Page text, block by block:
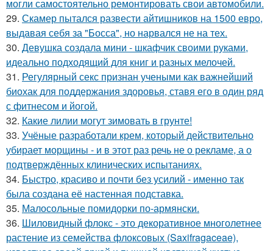
могли самостоятельно ремонтировать свои автомобили.
29. Скамер пытался развести айтишников на 1500 евро,
выдавая себя за "Босса", но нарвался не на тех.
30. Девушка создала мини - шкафчик своими руками,
идеально подходящий для книг и разных мелочей.
31. Регулярный секс признан учеными как важнейший
биохак для поддержания здоровья, ставя его в один ряд
с фитнесом и йогой.
32. Какие лилии могут зимовать в грунте!
33. Учёные разработали крем, который действительно
убирает морщины - и в этот раз речь не о рекламе, а о
подтверждённых клинических испытаниях.
34. Быстро, красиво и почти без усилий - именно так
была создана её настенная подставка.
35. Малосольные помидорки по-армянски.
36. Шиловидный флокс - это декоративное многолетнее
растение из семейства флоксовых (Saxifragaceae),